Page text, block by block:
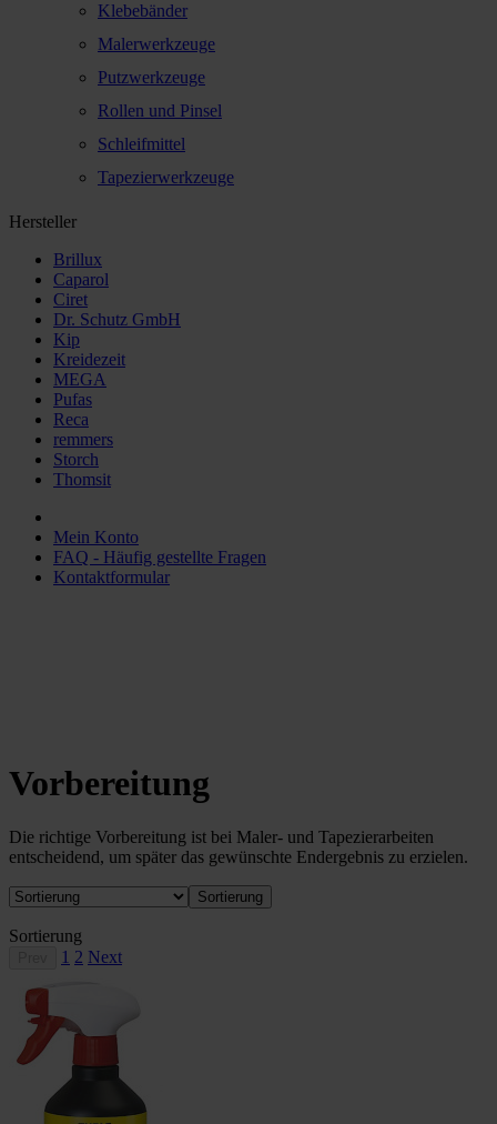
Klebebänder
Malerwerkzeuge
Putzwerkzeuge
Rollen und Pinsel
Schleifmittel
Tapezierwerkzeuge
Hersteller
Brillux
Caparol
Ciret
Dr. Schutz GmbH
Kip
Kreidezeit
MEGA
Pufas
Reca
remmers
Storch
Thomsit
Mein Konto
FAQ - Häufig gestellte Fragen
Kontaktformular
Vorbereitung
Die richtige Vorbereitung ist bei Maler- und Tapezierarbeiten
entscheidend, um später das gewünschte Endergebnis zu erzielen.
Sortierung
Sortierung
1 2 Next